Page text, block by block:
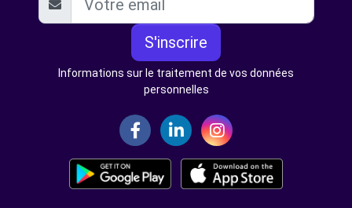
S'inscrire
Informations sur le traitement de vos données
personnelles